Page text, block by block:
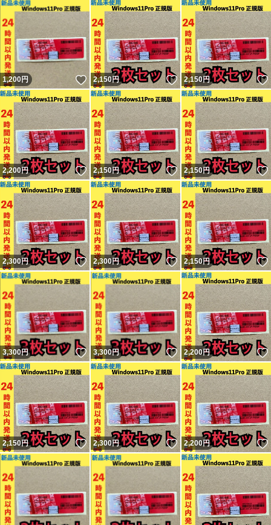
1,200円 いいね！
2,150円 いいね！
2,150円
2,200円 いいね！
2,150円 いいね！
2,150円
2,300円 いいね！
2,300円 いいね！
2,150円
3,300円 いいね！
3,300円 いいね！
2,200円
2,150円 いいね！
2,300円 いいね！
2,200円